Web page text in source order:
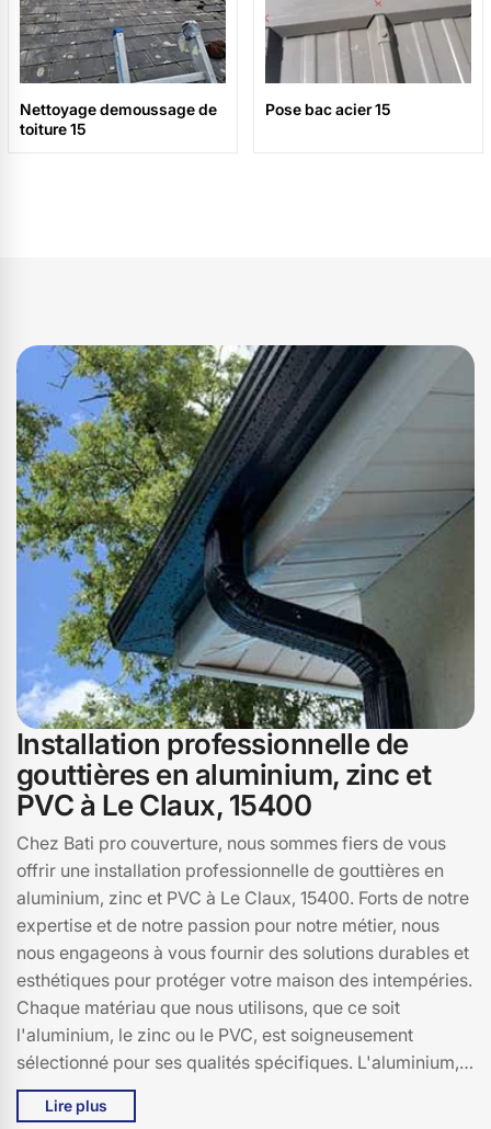
Nettoyage demoussage de
toiture 15
Pose bac acier 15
Installation professionnelle de
gouttières en aluminium, zinc et
PVC à Le Claux, 15400
Chez Bati pro couverture, nous sommes fiers de vous
offrir une installation professionnelle de gouttières en
aluminium, zinc et PVC à Le Claux, 15400. Forts de notre
expertise et de notre passion pour notre métier, nous
nous engageons à vous fournir des solutions durables et
esthétiques pour protéger votre maison des intempéries.
Chaque matériau que nous utilisons, que ce soit
l'aluminium, le zinc ou le PVC, est soigneusement
sélectionné pour ses qualités spécifiques. L'aluminium,
léger et résistant, le zinc, élégant et intemporel, et le
PVC, pratique et économique, répondent à des besoins
Lire plus